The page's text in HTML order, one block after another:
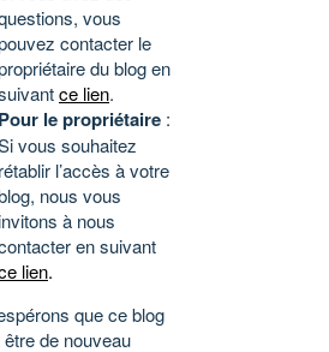
vous
contacter le
du blog en
ce lien.
Pour le propriétaire :
vous souhaitez
rétablir l’accès à votre
nous vous
à nous
en suivant
lien.
que ce blog
de nouveau